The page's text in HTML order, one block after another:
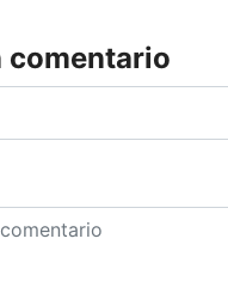
comentario